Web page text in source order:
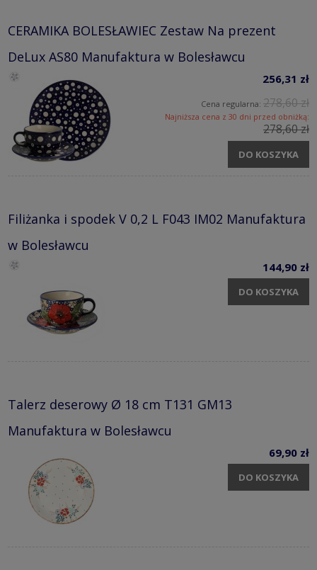
CERAMIKA BOLESŁAWIEC Zestaw Na prezent
DeLux AS80 Manufaktura w Bolesławcu
256,31 zł
Cena regularna: 278,60 zł
Najniższa cena z 30 dni przed obniżką:
278,60 zł
DO KOSZYKA
Filiżanka i spodek V 0,2 L F043 IM02 Manufaktura
w Bolesławcu
144,90 zł
DO KOSZYKA
Talerz deserowy Ø 18 cm T131 GM13
Manufaktura w Bolesławcu
69,90 zł
DO KOSZYKA